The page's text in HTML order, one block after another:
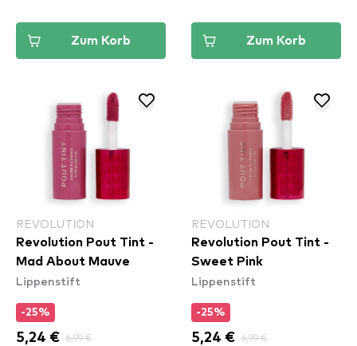
Zum Korb Zum Korb
REVOLUTION
Revolution Pout Tint -
Mad About Mauve
Lippenstift
-25%
5,24 € 6,99 €
REVOLUTION
Revolution Pout Tint -
Sweet Pink
Lippenstift
-25%
5,24 € 6,99 €